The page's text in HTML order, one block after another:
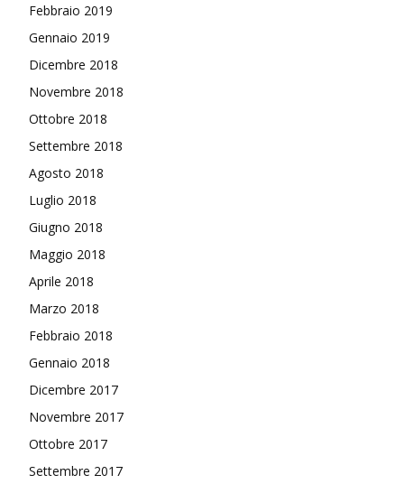
Febbraio 2019
Gennaio 2019
Dicembre 2018
Novembre 2018
Ottobre 2018
Settembre 2018
Agosto 2018
Luglio 2018
Giugno 2018
Maggio 2018
Aprile 2018
Marzo 2018
Febbraio 2018
Gennaio 2018
Dicembre 2017
Novembre 2017
Ottobre 2017
Settembre 2017